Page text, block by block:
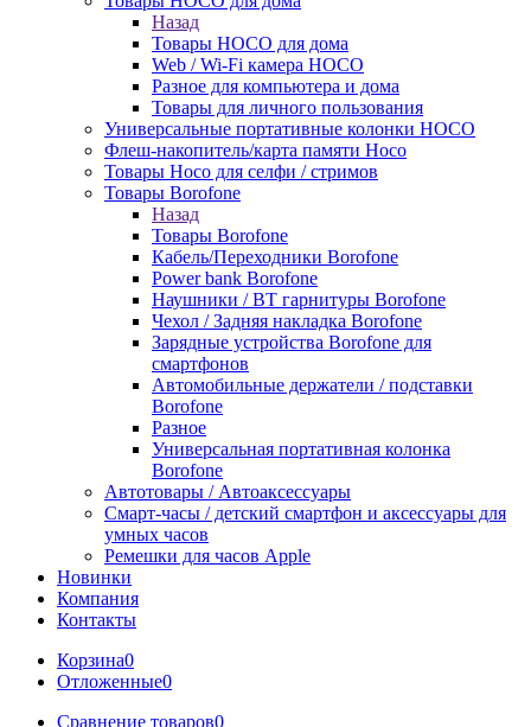
Назад
Товары HOCO для дома
Web / Wi-Fi камера HOCO
Разное для компьютера и дома
Товары для личного пользования
Универсальные портативные колонки HOCO
Флеш-накопитель/карта памяти Hoco
Товары Hoco для селфи / стримов
Товары Borofone
Назад
Товары Borofone
Кабель/Переходники Borofone
Power bank Borofone
Наушники / BT гарнитуры Borofone
Чехол / Задняя накладка Borofone
Зарядные устройства Borofone для
смартфонов
Автомобильные держатели / подставки
Borofone
Разное
Универсальная портативная колонка
Borofone
Автотовары / Автоаксессуары
Смарт-часы / детский смартфон и аксессуары для
умных часов
Ремешки для часов Apple
Новинки
Компания
Контакты
Корзина0
Отложенные0
Сравнение товаров0